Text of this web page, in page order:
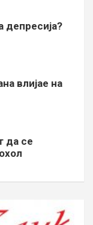
влијае на
да се